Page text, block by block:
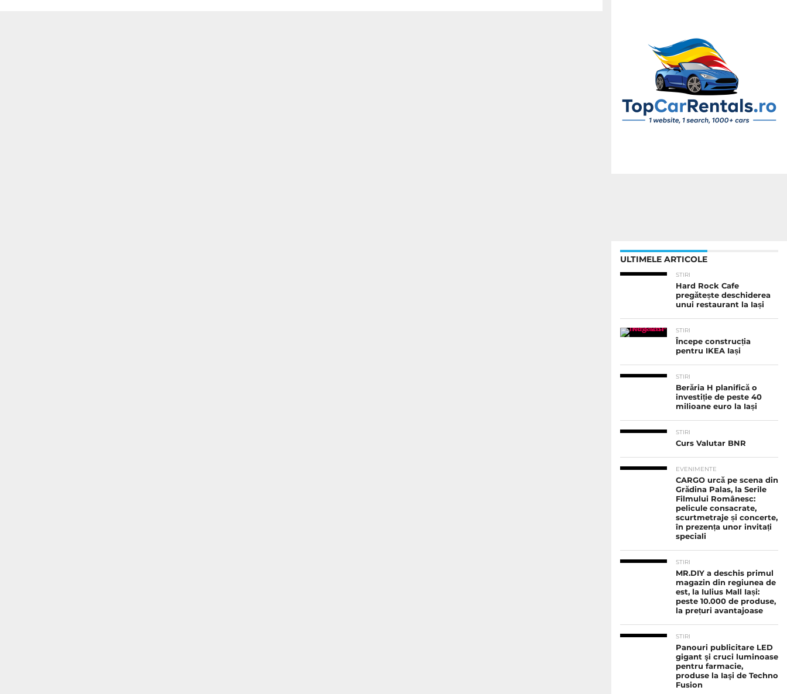
ULTIMELE ARTICOLE
STIRI
Hard Rock Cafe
pregătește deschiderea
unui restaurant la Iași
STIRI
Începe construcția
pentru IKEA Iași
STIRI
Berăria H planifică o
investiție de peste 40
milioane euro la Iași
STIRI
Curs Valutar BNR
EVENIMENTE
CARGO urcă pe scena din
Grădina Palas, la Serile
Filmului Românesc:
pelicule consacrate,
scurtmetraje și concerte,
în prezența unor invitați
speciali
STIRI
MR.DIY a deschis primul
magazin din regiunea de
est, la Iulius Mall Iași:
peste 10.000 de produse,
la prețuri avantajoase
STIRI
Panouri publicitare LED
gigant şi cruci luminoase
pentru farmacie,
produse la Iaşi de Techno
Fusion